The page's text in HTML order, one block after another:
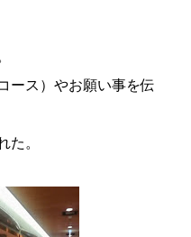
ース）やお願い事を伝
た。